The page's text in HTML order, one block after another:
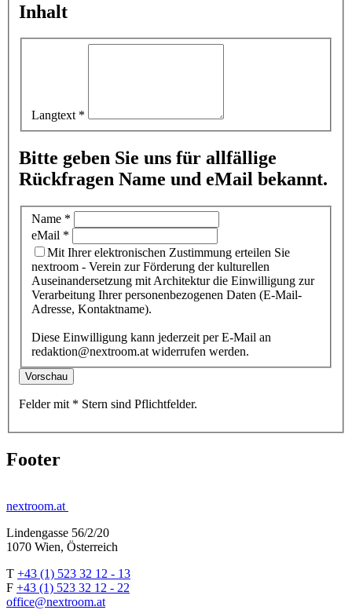
Inhalt
Langtext *
Bitte geben Sie uns für allfällige
Rückfragen Name und eMail bekannt.
Name *
eMail *
Mit Ihrer elektronischen Zustimmung erteilen Sie
nextroom - Verein zur Förderung der kulturellen
Auseinandersetzung mit Architektur die Einwilligung zur
Verarbeitung Ihrer personenbezogenen Daten (E-Mail-
Adresse, Kontaktname).
Diese Einwilligung kann jederzeit per E-Mail an
redaktion@nextroom.at widerrufen werden.
Vorschau
Felder mit * Stern sind Pflichtfelder.
Footer
nextroom.at
Lindengasse 56/2/20
1070 Wien, Österreich
T +43 (1) 523 32 12 - 13
F +43 (1) 523 32 12 - 22
office@nextroom.at